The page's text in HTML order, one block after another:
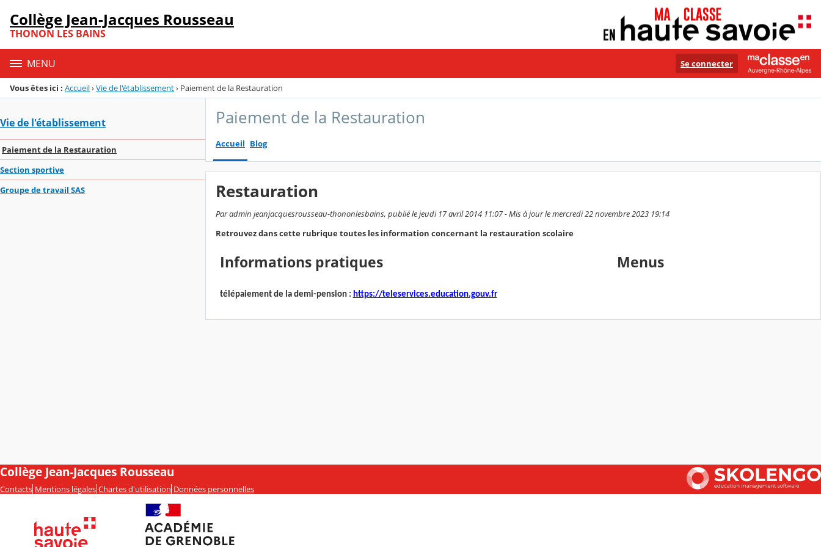
Menu de la rubrique
Contenu
Collège Jean-Jacques Rousseau
THONON LES BAINS
MENU Se connecter
Vous êtes ici : Accueil›Vie de l'établissement› Paiement de la Restauration
Vie de l'établissement
Paiement de la Restauration
Section sportive
Groupe de travail SAS
Paiement de la Restauration
Accueil Blog
Restauration
Par admin jeanjacquesrousseau-thononlesbains, publié le jeudi 17 avril 2014 11:07 - Mis à jour le mercredi 22 novembre 2023 19:14
Retrouvez dans cette rubrique toutes les information concernant la restauration scolaire
Informations pratiques
télépaiement de la demi-pension : https://teleservices.education.gouv.fr
Menus
Collège Jean-Jacques Rousseau
Contacts Mentions légales Chartes d'utilisation Données personnelles